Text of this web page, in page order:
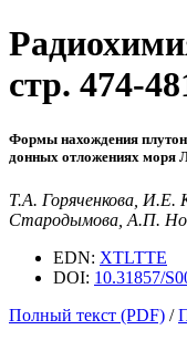
стр. 474-
Формы нахождения
донных отложениях моря
Т.А. Горяченкова, И.Е.
Стародымова, А.П.
EDN: XTLTTE
DOI: 10.31857/
Полный текст (PDF) /